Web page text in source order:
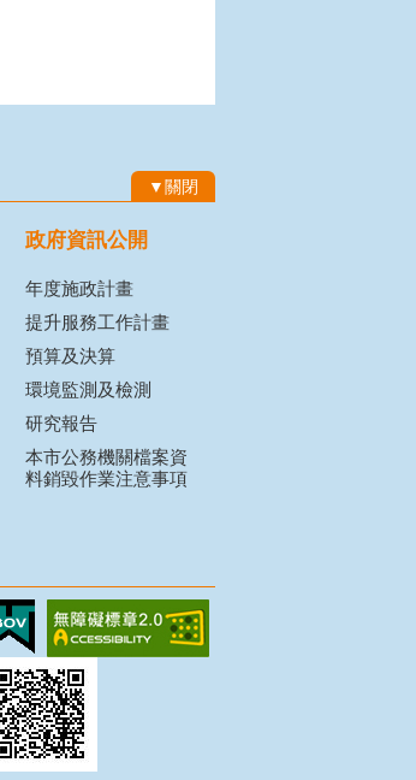
▼關閉
政府資訊公開
年度施政計畫
提升服務工作計畫
預算及決算
環境監測及檢測
研究報告
本市公務機關檔案資
料銷毀作業注意事項